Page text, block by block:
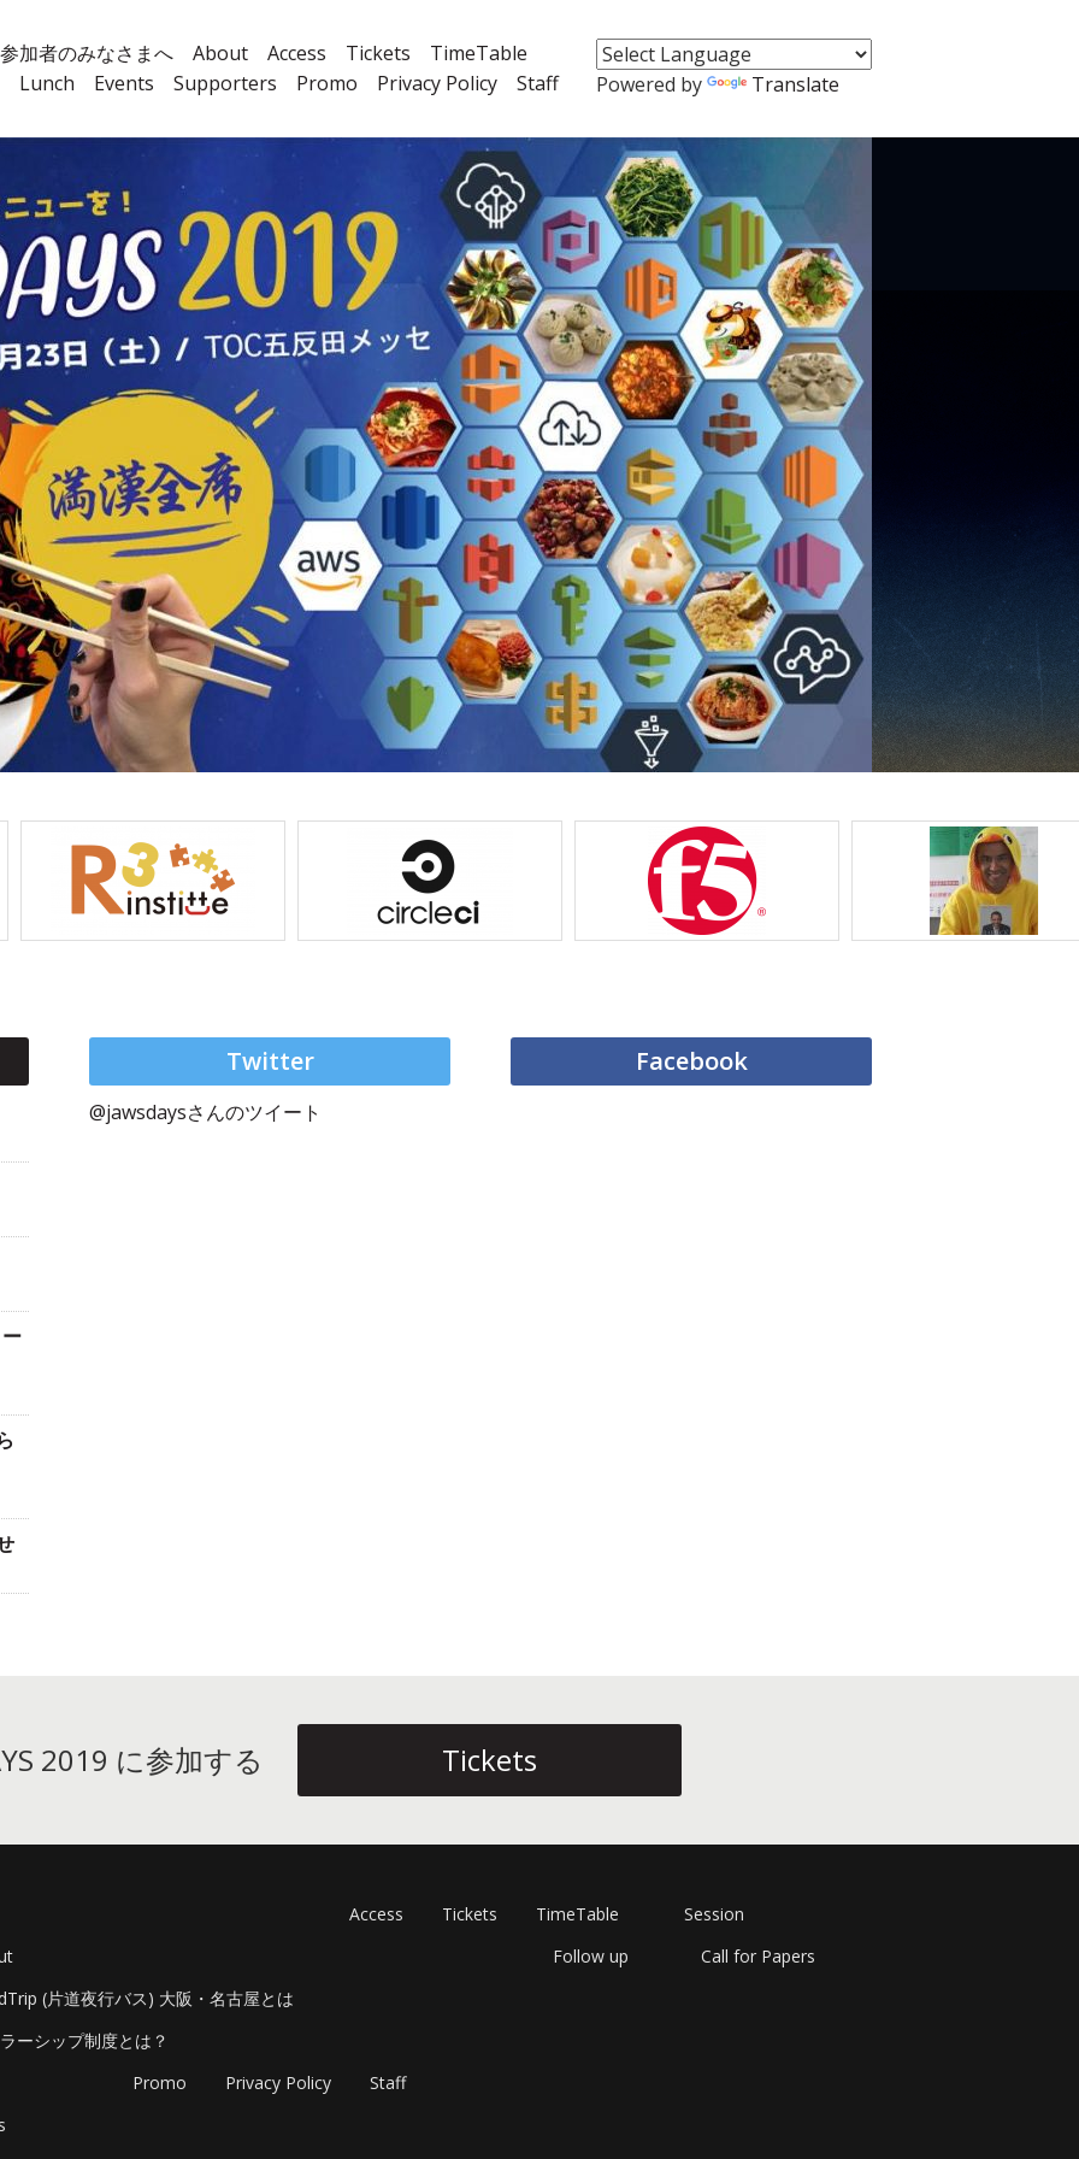
参加者のみなさまへ About Access Tickets
TimeTable
Lunch
Events Supporters Promo Privacy Policy Staff Powered by Translate
Twitter
@jawsdaysさんのツイート
Facebook
2019 に参加する Tickets
(片道夜行バス) 大阪・名古屋とは
ーシップ制度とは？
Access Tickets
TimeTable
Follow up
Session
Call for Papers
Promo Privacy Policy Staff